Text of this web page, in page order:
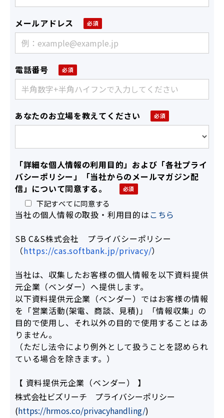
メールアドレス
電話番号
あなたのお立場を教えてください
「詳細な個人情報の利用目的」および「各社プライ
バシーポリシー」「当社からのメールマガジン配
信」について同意する。
下記すべてに同意する
当社の個人情報の取扱・利用目的はこちら
SB C&S株式会社 プライバシーポリシー
（https://cas.softbank.jp/privacy/）
当社は、収集したお客様の個人情報を以下資料提供
元企業（ベンダー）へ提供します。
以下資料提供元企業（ベンダー）ではお客様の情報
を「営業活動(架電、商談、見積)」「情報収集」の
目的で使用し、それ以外の目的で使用することはあ
りません。
（ただし法令により例外として扱うことを認められ
ている場合を除きます。）
【 資料提供元企業（ベンダー） 】
株式会社ビズリーチ プライバシーポリシー
(https://hrmos.co/privacyhandling/)